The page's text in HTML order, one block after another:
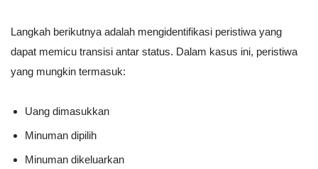
Langkah berikutnya adalah mengidentifikasi peristiwa yang
dapat memicu transisi antar status. Dalam kasus ini, peristiwa
yang mungkin termasuk:
Uang dimasukkan
Minuman dipilih
Minuman dikeluarkan